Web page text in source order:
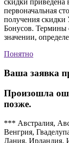
скидки приведена
первоначальная
получения скидки
Бонусов. Термины
значении,
Понятно
Ваша заявка
Произошла
позже.
*** Австралия,
Венгрия,
Дания, Ирландия,